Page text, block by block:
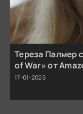
Тереза Палмер
of War» от
17-01-2026